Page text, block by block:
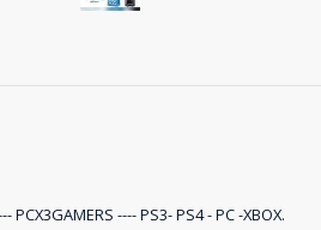
PCX3GAMERS ---- PS3- PS4 - PC -XBOX.